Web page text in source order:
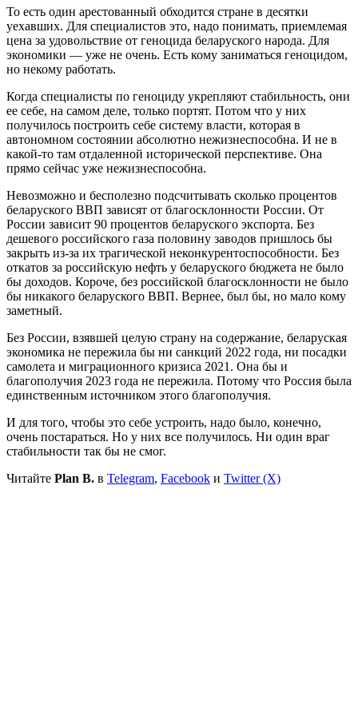
То есть один арестованный обходится стране в десятки
уехавших. Для специалистов это, надо понимать, приемлемая
цена за удовольствие от геноцида беларуского народа. Для
экономики — уже не очень. Есть кому заниматься геноцидом,
но некому работать.
Когда специалисты по геноциду укрепляют стабильность, они
ее себе, на самом деле, только портят. Потом что у них
получилось построить себе систему власти, которая в
автономном состоянии абсолютно нежизнеспособна. И не в
какой-то там отдаленной исторической перспективе. Она
прямо сейчас уже нежизнеспособна.
Невозможно и бесполезно подсчитывать сколько процентов
беларуского ВВП зависят от благосклонности России. От
России зависит 90 процентов беларуского экспорта. Без
дешевого российского газа половину заводов пришлось бы
закрыть из-за их трагической неконкурентоспособности. Без
откатов за российскую нефть у беларуского бюджета не было
бы доходов. Короче, без российской благосклонности не было
бы никакого беларуского ВВП. Вернее, был бы, но мало кому
заметный.
Без России, взявшей целую страну на содержание, беларуская
экономика не пережила бы ни санкций 2022 года, ни посадки
самолета и миграционного кризиса 2021. Она бы и
благополучия 2023 года не пережила. Потому что Россия была
единственным источником этого благополучия.
И для того, чтобы это себе устроить, надо было, конечно,
очень постараться. Но у них все получилось. Ни один враг
стабильности так бы не смог.
Читайте Plan B. в Telegram, Facebook и Twitter (X)